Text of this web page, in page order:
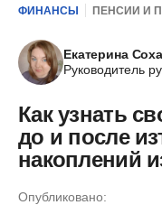
ФИНАНСЫ ПЕНСИИ И
Екатерина
Руководитель
Как узнать
до и после
накоплений
Опубликовано: